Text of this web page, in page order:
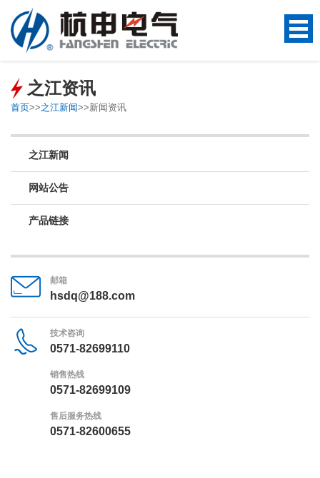
之江资讯
首页>>之江新闻>>新闻资讯
之江新闻
网站公告
产品链接
邮箱
hsdq@188.com
技术咨询
0571-82699110
销售热线
0571-82699109
售后服务热线
0571-82600655